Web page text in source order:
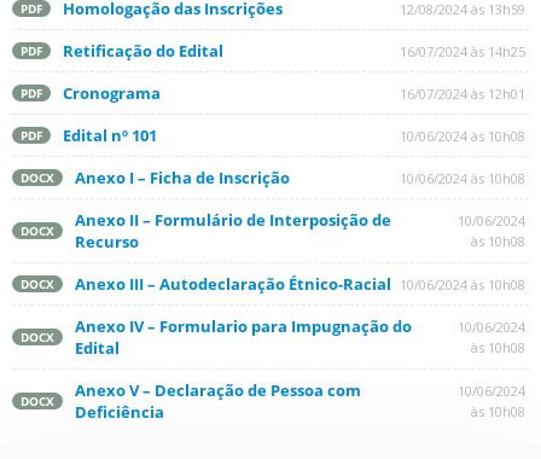
PDF Homologação das Inscrições 12/08/2024 às 13h59
PDF Retificação do Edital 16/07/2024 às 14h25
PDF Cronograma 16/07/2024 às 12h01
PDF Edital nº 101 10/06/2024 às 10h08
DOCX Anexo I – Ficha de Inscrição 10/06/2024 às 10h08
DOCX
Anexo II – Formulário de Interposição de
Recurso
10/06/2024
às 10h08
DOCX Anexo III – Autodeclaração Étnico-Racial 10/06/2024 às 10h08
DOCX
Anexo IV – Formulario para Impugnação do
Edital
10/06/2024
às 10h08
DOCX
Anexo V – Declaração de Pessoa com
Deficiência
10/06/2024
às 10h08